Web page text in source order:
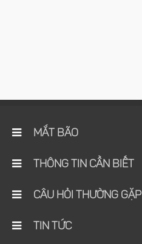
MẮT BÃO
THÔNG TIN CẦN BIẾT
CÂU HỎI THƯỜNG GẶP
TIN TỨC